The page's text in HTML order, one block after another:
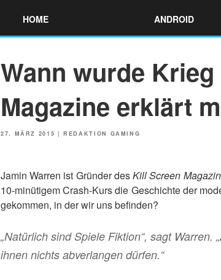
HOME ANDROID
Wann wurde
Magazine erklärt
POSTED
27. MÄRZ 2015 |REDAKTION GAMING
Jamin Warren ist Gründer desKill Screen
10-minütigem Crash-Kurs die Geschichte der
gekommen, in der wir uns befinden?
„Natürlich sind Spiele Fiktion“, sagt
ihnen nichts abverlangen dürfen.“